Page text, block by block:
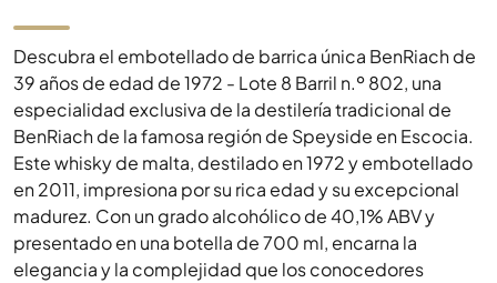
Descubra el embotellado de barrica única BenRiach de
39 años de edad de 1972 - Lote 8 Barril n.º 802, una
especialidad exclusiva de la destilería tradicional de
BenRiach de la famosa región de Speyside en Escocia.
Este whisky de malta, destilado en 1972 y embotellado
en 2011, impresiona por su rica edad y su excepcional
madurez. Con un grado alcohólico de 40,1% ABV y
presentado en una botella de 700 ml, encarna la
elegancia y la complejidad que los conocedores